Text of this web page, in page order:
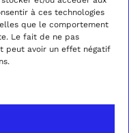
à ces technologies
que le comportement
Le fait de ne pas
peut avoir un effet négatif